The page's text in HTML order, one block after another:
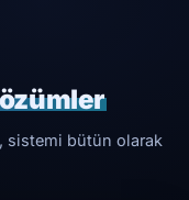
sistemi bütün olarak